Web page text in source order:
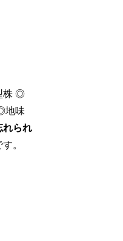
株 ◎
地味
れられ
。